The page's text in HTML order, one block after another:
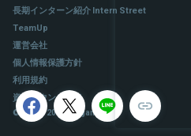
長期インターン紹介 Intern Street
TeamUp
運営会社
個人情報保護方針
利用規約
資料ダウンロード
© 2017 - 2026 Slogan Inc.